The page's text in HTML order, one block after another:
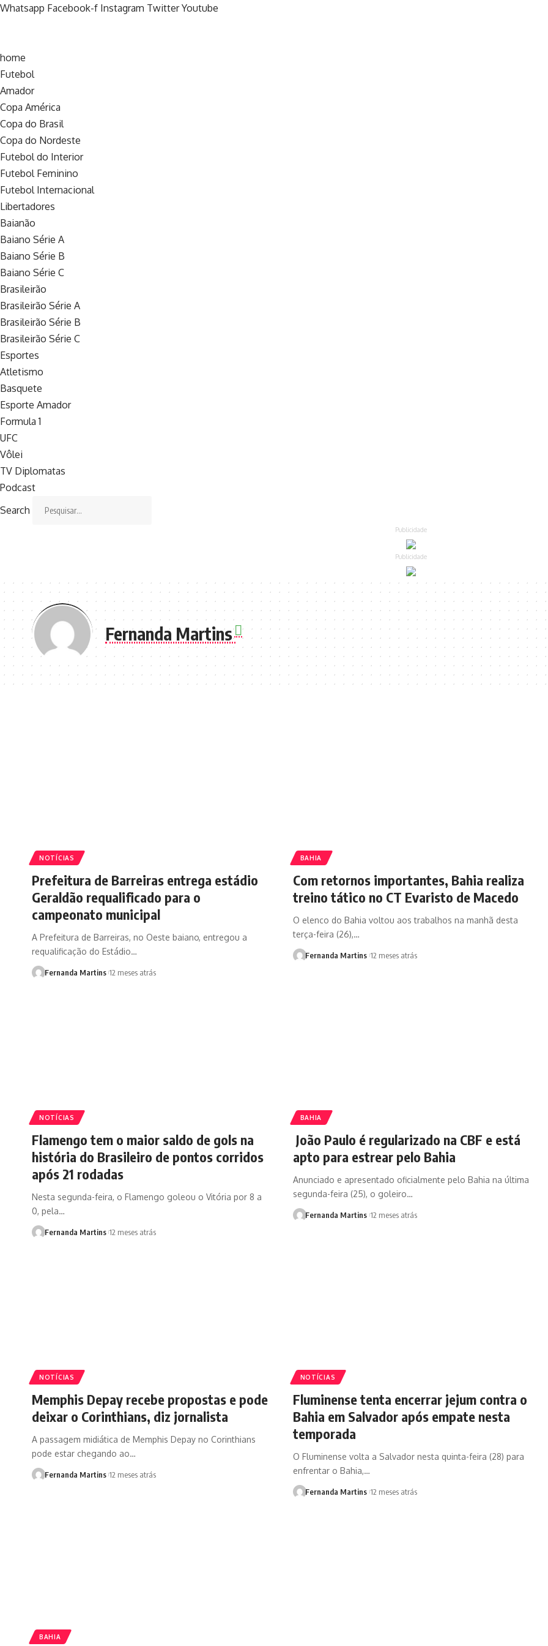
Whatsapp Facebook-f Instagram Twitter Youtube
home
Futebol
Amador
Copa América
Copa do Brasil
Copa do Nordeste
Futebol do Interior
Futebol Feminino
Futebol Internacional
Libertadores
Baianão
Baiano Série A
Baiano Série B
Baiano Série C
Brasileirão
Brasileirão Série A
Brasileirão Série B
Brasileirão Série C
Esportes
Atletismo
Basquete
Esporte Amador
Formula 1
UFC
Vôlei
TV Diplomatas
Podcast
Search
Publicidade
Publicidade
Fernanda Martins
NOTÍCIAS
Prefeitura de Barreiras entrega estádio
Geraldão requalificado para o
campeonato municipal
A Prefeitura de Barreiras, no Oeste baiano, entregou a
requalificação do Estádio…
Fernanda Martins 12 meses atrás
BAHIA
Com retornos importantes, Bahia realiza
treino tático no CT Evaristo de Macedo
O elenco do Bahia voltou aos trabalhos na manhã desta
terça-feira (26),…
Fernanda Martins 12 meses atrás
NOTÍCIAS
Flamengo tem o maior saldo de gols na
história do Brasileiro de pontos corridos
após 21 rodadas
Nesta segunda-feira, o Flamengo goleou o Vitória por 8 a
0, pela…
Fernanda Martins 12 meses atrás
BAHIA
João Paulo é regularizado na CBF e está
apto para estrear pelo Bahia
Anunciado e apresentado oficialmente pelo Bahia na última
segunda-feira (25), o goleiro…
Fernanda Martins 12 meses atrás
NOTÍCIAS
Memphis Depay recebe propostas e pode
deixar o Corinthians, diz jornalista
A passagem midiática de Memphis Depay no Corinthians
pode estar chegando ao…
Fernanda Martins 12 meses atrás
NOTÍCIAS
Fluminense tenta encerrar jejum contra o
Bahia em Salvador após empate nesta
temporada
O Fluminense volta a Salvador nesta quinta-feira (28) para
enfrentar o Bahia,…
Fernanda Martins 12 meses atrás
BAHIA